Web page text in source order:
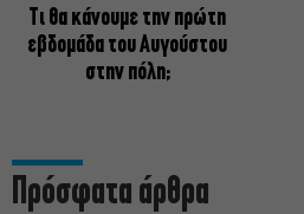
Τι θα κάνουμε την πρώτη
εβδομάδα του Αυγούστου
στην πόλη;
Πρόσφατα άρθρα